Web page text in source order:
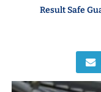
Result Safe